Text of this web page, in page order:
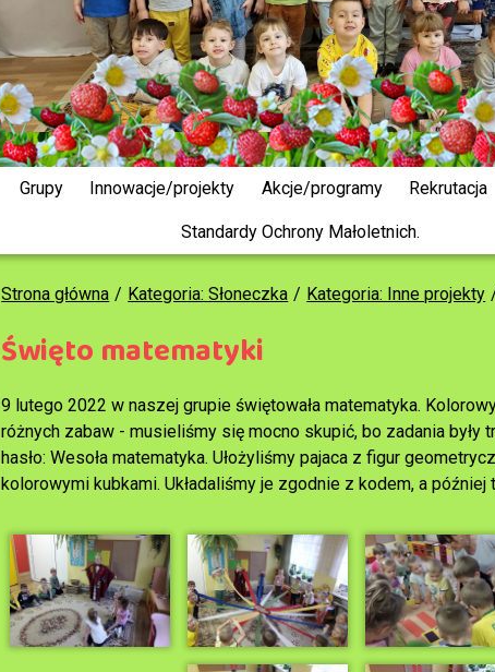
Grupy Innowacje/projekty Akcje/programy Rekrutacja
Standardy Ochrony Małoletnich.
Strona główna Kategoria: Słoneczka Kategoria: Inne projekty
Święto matematyki
9 lutego 2022 w naszej grupie świętowała matematyka.
różnych zabaw - musieliśmy się mocno skupić, bo zadania były
hasło: Wesoła matematyka. Ułożyliśmy pajaca z figur
kolorowymi kubkami. Układaliśmy je zgodnie z kodem, a